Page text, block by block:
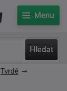
Hledat
Můj účet
Tvrdé